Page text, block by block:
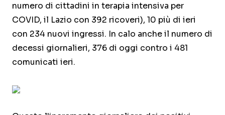
numero di cittadini in terapia intensiva per
COVID, il Lazio con 392 ricoveri), 10 più di ieri
con 234 nuovi ingressi. In calo anche il numero di
decessi giornalieri, 376 di oggi contro i 481
comunicati ieri.